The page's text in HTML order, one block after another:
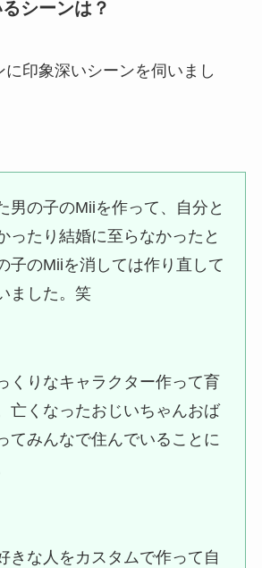
シーンは？
印象深いシーンを伺いまし
男の子のMiiを作って、自分と
ったり結婚に至らなかったと
子のMiiを消しては作り直して
ました。笑
くりなキャラクター作って育
亡くなったおじいちゃんおば
てみんなで住んでいることに
きな人をカスタムで作って自